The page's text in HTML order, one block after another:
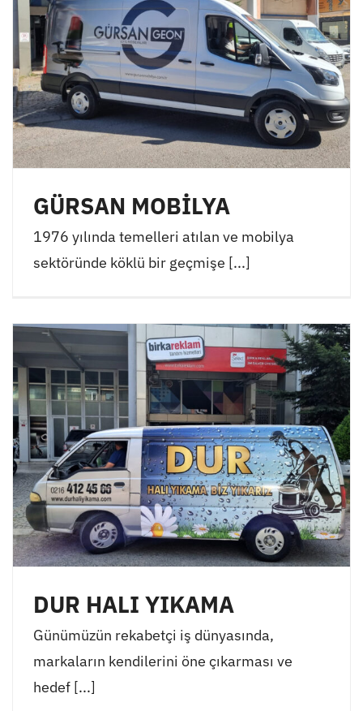
GÜRSAN MOBİLYA
1976 yılında temelleri atılan ve mobilya
sektöründe köklü bir geçmişe [...]
DUR HALI YIKAMA
Günümüzün rekabetçi iş dünyasında,
markaların kendilerini öne çıkarması ve
hedef [...]